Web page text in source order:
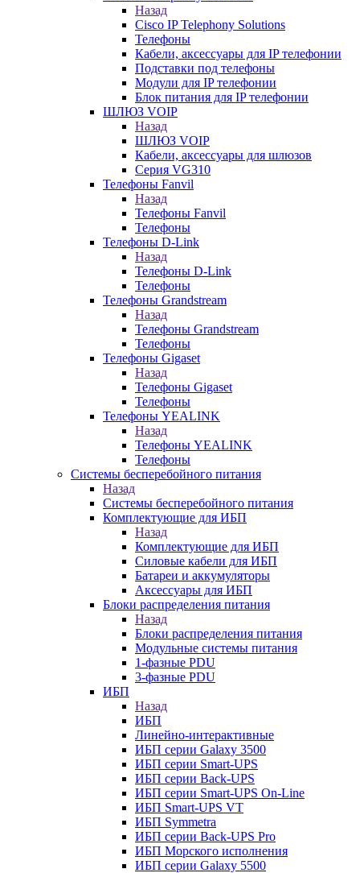
Назад
Cisco IP Telephony Solutions
Телефоны
Кабели, аксессуары для IP телефонии
Подставки под телефоны
Модули для IP телефонии
Блок питания для IP телефонии
ШЛЮЗ VOIP
Назад
ШЛЮЗ VOIP
Кабели, аксессуары для шлюзов
Серия VG310
Телефоны Fanvil
Назад
Телефоны Fanvil
Телефоны
Телефоны D-Link
Назад
Телефоны D-Link
Телефоны
Телефоны Grandstream
Назад
Телефоны Grandstream
Телефоны
Телефоны Gigaset
Назад
Телефоны Gigaset
Телефоны
Телефоны YEALINK
Назад
Телефоны YEALINK
Телефоны
Системы бесперебойного питания
Назад
Системы бесперебойного питания
Комплектующие для ИБП
Назад
Комплектующие для ИБП
Силовые кабели для ИБП
Батареи и аккумуляторы
Аксессуары для ИБП
Блоки распределения питания
Назад
Блоки распределения питания
Модульные системы питания
1-фазные PDU
3-фазные PDU
ИБП
Назад
ИБП
Линейно-интерактивные
ИБП серии Galaxy 3500
ИБП серии Smart-UPS
ИБП серии Back-UPS
ИБП серии Smart-UPS On-Line
ИБП Smart-UPS VT
ИБП Symmetra
ИБП серии Back-UPS Pro
ИБП Морского исполнения
ИБП серии Galaxy 5500